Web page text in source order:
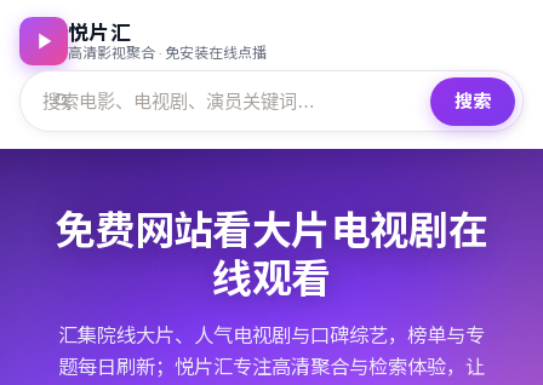
悦片汇
高清影视聚合 · 免安装在线点播
搜索
免费网站看大片电视剧在
线观看
汇集院线大片、人气电视剧与口碑综艺，榜单与专
题每日刷新；悦片汇专注高清聚合与检索体验，让